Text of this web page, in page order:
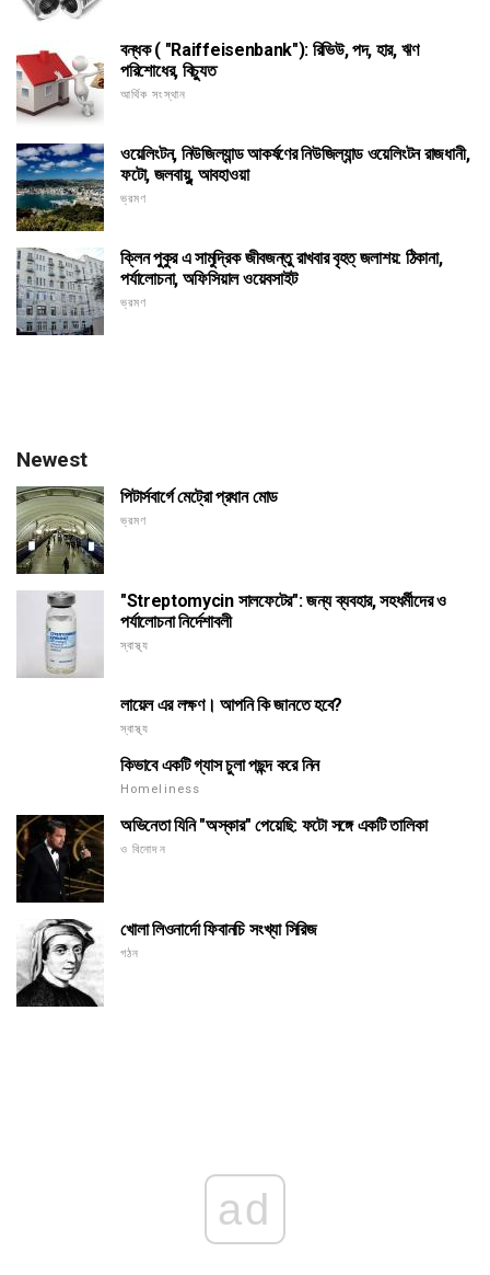
বন্ধক ( "Raiffeisenbank"): রিভিউ, পদ, হার, ঋণ
পরিশোধের, বিচ্যুত
আর্থিক সংস্থান
ওয়েলিংটন, নিউজিল্যান্ড আকর্ষণের নিউজিল্যান্ড ওয়েলিংটন রাজধানী,
ফটো, জলবায়ু, আবহাওয়া
ভ্রমণ
ক্লিন পুকুর এ সামুদ্রিক জীবজন্তু রাখবার বৃহত্ জলাশয়: ঠিকানা,
পর্যালোচনা, অফিসিয়াল ওয়েবসাইট
ভ্রমণ
Newest
পিটার্সবার্গে মেট্রো প্রধান মোড
ভ্রমণ
"Streptomycin সালফেটের": জন্য ব্যবহার, সহধর্মীদের ও
পর্যালোচনা নির্দেশাবলী
স্বাস্থ্য
লায়েল এর লক্ষণ। আপনি কি জানতে হবে?
স্বাস্থ্য
কিভাবে একটি গ্যাস চুলা পছন্দ করে নিন
Homeliness
অভিনেতা যিনি "অস্কার" পেয়েছি: ফটো সঙ্গে একটি তালিকা
ও বিনোদন
খোলা লিওনার্দো ফিবানচি সংখ্যা সিরিজ
গঠন
ad